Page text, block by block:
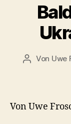
Von Uwe
Von Uwe